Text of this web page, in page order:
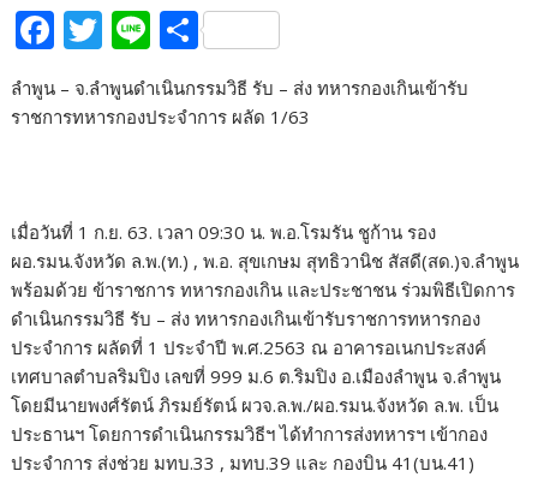
F
e
o
k
T
itt
Li
n
e
S
ar
ลำพูน – จ.ลำพูนดำเนินกรรมวิธี รับ – ส่ง ทหารกองเกินเข้ารับ
ราชการทหารกองประจำการ ผลัด 1/63
เมื่อวันที่ 1 ก.ย. 63. เวลา 09:30 น. พ.อ.โรมรัน ชูก้าน รอง
ผอ.รมน.จังหวัด ล.พ.(ท.) , พ.อ. สุขเกษม สุทธิวานิช สัสดี(สด.)จ.ลำพูน
พร้อมด้วย ข้าราชการ ทหารกองเกิน และประชาชน ร่วมพิธีเปิดการ
ดำเนินกรรมวิธี รับ – ส่ง ทหารกองเกินเข้ารับราชการทหารกอง
ประจำการ ผลัดที่ 1 ประจำปี พ.ศ.2563 ณ อาคารอเนกประสงค์
เทศบาลตำบลริมปิง เลขที่ 999 ม.6 ต.ริมปิง อ.เมืองลำพูน จ.ลำพูน
โดยมีนายพงศ์รัตน์ ภิรมย์รัตน์ ผวจ.ล.พ./ผอ.รมน.จังหวัด ล.พ. เป็น
ประธานฯ โดยการดำเนินกรรมวิธีฯ ได้ทำการส่งทหารฯ เข้ากอง
ประจำการ ส่งช่วย มทบ.33 , มทบ.39 และ กองบิน 41(บน.41)